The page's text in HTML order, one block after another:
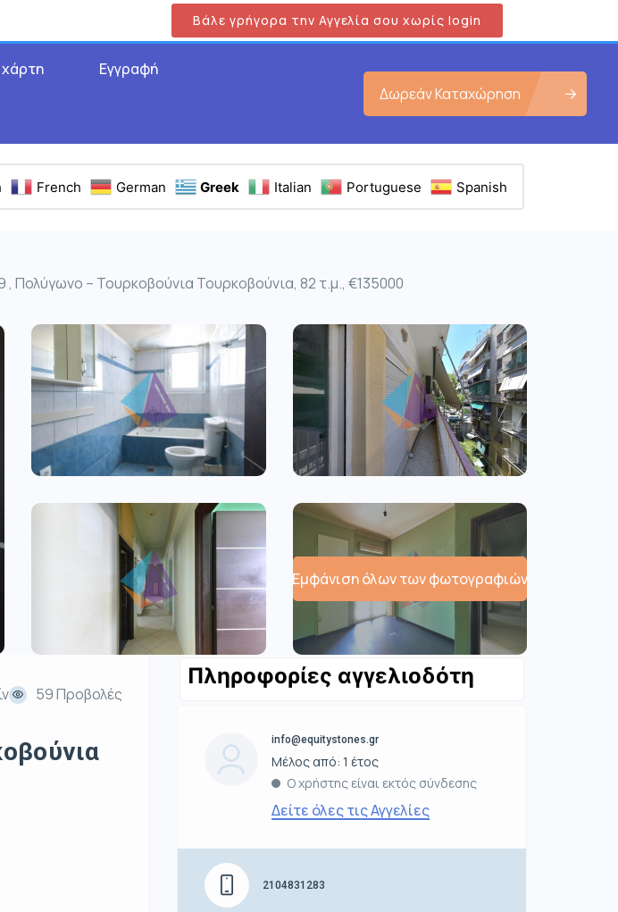
Βάλε γρήγορα την Αγγελία σου χωρίς login
χάρτη Εγγραφή
Δωρεάν Καταχώρηση
French German Greek Italian Portuguese Spanish
, Πολύγωνο – Τουρκοβούνια Τουρκοβούνια, 82 τ.μ., €135000
Εμφάνιση όλων των φωτογραφιών
59 Προβολές
Πληροφορίες αγγελιοδότη
info@equitystones.gr
Μέλος από: 1 έτος
Ο χρήστης είναι εκτός σύνδεσης
Δείτε όλες τις Αγγελίες
2104831283